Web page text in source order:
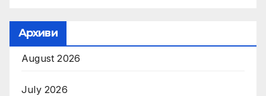
Архиви
August 2026
July 2026